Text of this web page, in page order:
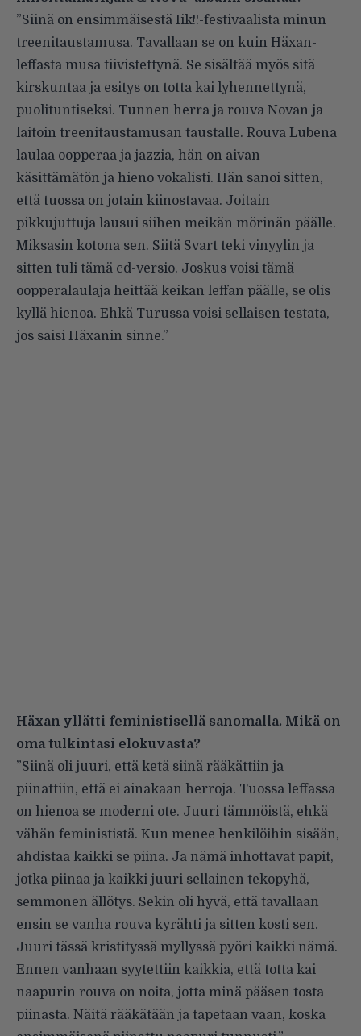
”Siinä on ensimmäisestä Iik!!-festivaalista minun
treenitaustamusa. Tavallaan se on kuin Häxan-
leffasta musa tiivistettynä. Se sisältää myös sitä
kirskuntaa ja esitys on totta kai lyhennettynä,
puolituntiseksi. Tunnen herra ja rouva Novan ja
laitoin treenitaustamusan taustalle. Rouva Lubena
laulaa oopperaa ja jazzia, hän on aivan
käsittämätön ja hieno vokalisti. Hän sanoi sitten,
että tuossa on jotain kiinostavaa. Joitain
pikkujuttuja lausui siihen meikän mörinän päälle.
Miksasin kotona sen. Siitä Svart teki vinyylin ja
sitten tuli tämä cd-versio. Joskus voisi tämä
oopperalaulaja heittää keikan leffan päälle, se olis
kyllä hienoa. Ehkä Turussa voisi sellaisen testata,
jos saisi Häxanin sinne.”
Häxan yllätti feministisellä sanomalla. Mikä on
oma tulkintasi elokuvasta?
”Siinä oli juuri, että ketä siinä rääkättiin ja
piinattiin, että ei ainakaan herroja. Tuossa leffassa
on hienoa se moderni ote. Juuri tämmöistä, ehkä
vähän feminististä. Kun menee henkilöihin sisään,
ahdistaa kaikki se piina. Ja nämä inhottavat papit,
jotka piinaa ja kaikki juuri sellainen tekopyhä,
semmonen ällötys. Sekin oli hyvä, että tavallaan
ensin se vanha rouva kyrähti ja sitten kosti sen.
Juuri tässä kristityssä myllyssä pyöri kaikki nämä.
Ennen vanhaan syytettiin kaikkia, että totta kai
naapurin rouva on noita, jotta minä pääsen tosta
piinasta. Näitä rääkätään ja tapetaan vaan, koska